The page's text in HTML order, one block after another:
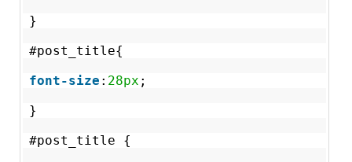
}
#post_title{
font-size : 28px ;
}
#post_title {